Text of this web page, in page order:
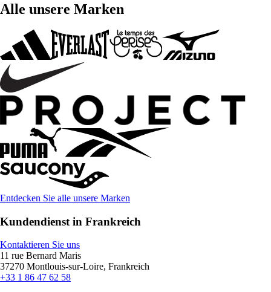
Alle unsere Marken
Entdecken Sie alle unsere Marken
Kundendienst in Frankreich
Kontaktieren Sie uns
11 rue Bernard Maris
37270 Montlouis-sur-Loire, Frankreich
+33 1 86 47 62 58